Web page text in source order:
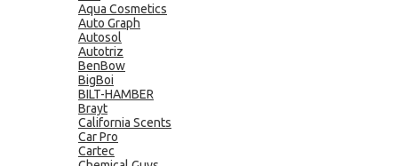
Aqua Cosmetics
Auto Graph
Autosol
Autotriz
BenBow
BigBoi
BILT-HAMBER
Brayt
California Scents
Car Pro
Cartec